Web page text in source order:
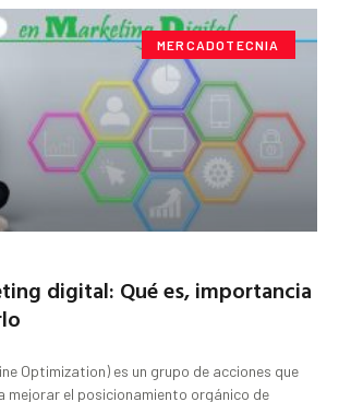
MERCADOTECNIA
digital: Qué es, importancia
Optimization) es un grupo de acciones que
mejorar el posicionamiento orgánico de